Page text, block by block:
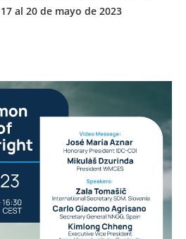
al 20 de mayo de 2023